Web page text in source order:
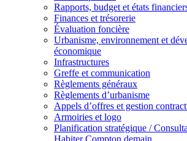
Rapports, budget et états
Finances et trésorerie
Évaluation foncière
Urbanisme, environnement et
économique
Infrastructures
Greffe et communication
Règlements généraux
Règlements d’urbanisme
Appels d’offres et gestion
Armoiries et logo
Planification stratégique /
Habiter Compton demain